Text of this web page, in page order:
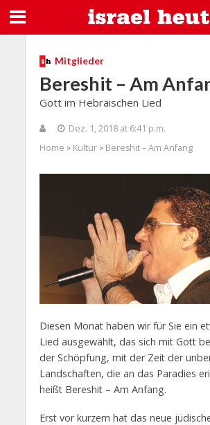
Mitglieder
Bereshit – Am
Gott im Hebräischen Lied
Dez. 1, 2018 at 6:41 p.m.
Home > Kultur> Bereshit – Am Anfang
Diesen Monat haben wir für Sie ein
Lied ausgewählt, das sich mit Gott
der Schöpfung, mit der Zeit der
Landschaften, die an das Paradies
heißt Bereshit – Am Anfang.
Erst vor kurzem hat das neue